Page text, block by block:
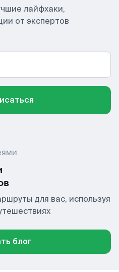
лайфхаки,
от экспертов
для вас, используя
блог